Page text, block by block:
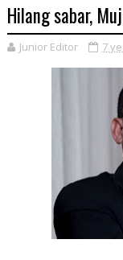
Hilang sabar,
Junior Editor 7